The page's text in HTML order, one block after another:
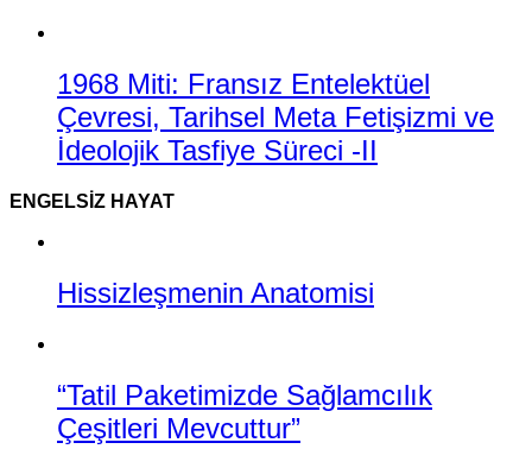
1968 Miti: Fransız Entelektüel
Çevresi, Tarihsel Meta Fetişizmi ve
İdeolojik Tasfiye Süreci -II
ENGELSIZ HAYAT
Hissizleşmenin Anatomisi
“Tatil Paketimizde Sağlamcılık
Çeşitleri Mevcuttur”